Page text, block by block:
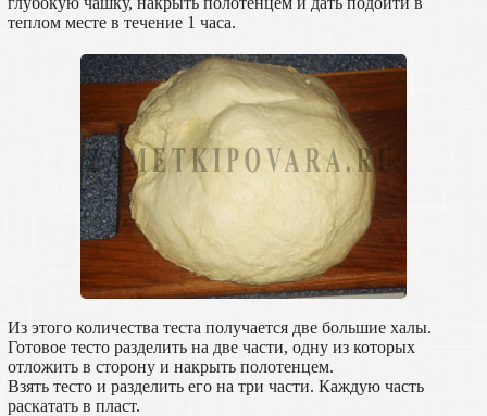
теплом месте в течение 1 часа.
Из этого количества теста получается две большие халы.
Готовое тесто разделить на две части, одну из которых
отложить в сторону и накрыть полотенцем.
Взять тесто и разделить его на три части. Каждую часть
раскатать в пласт.